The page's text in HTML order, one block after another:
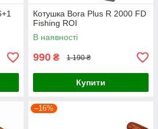
Котушка Bora Plus R 2000 FD
Fishing ROI
В наявності
990 ₴ 1 190 ₴
Купити
–16%